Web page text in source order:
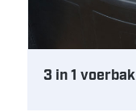
3 in 1 voerbak